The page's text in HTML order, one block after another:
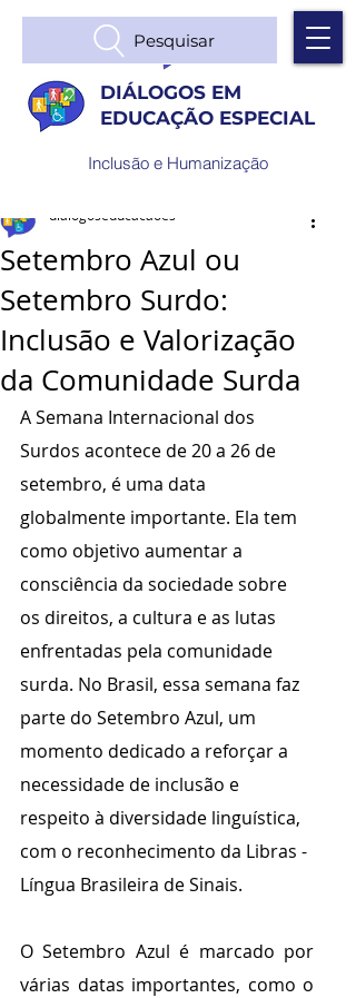
DIÁLOGOS EM
EDUCAÇÃO ESPECIAL
Inclusão e Humanização
Pesquisar
Setembro Azul ou
Setembro Surdo:
Inclusão e Valorização
da Comunidade Surda
dialogoseducacaoes
A Semana Internacional dos
Surdos acontece de 20 a 26 de
setembro, é uma data
globalmente importante. Ela tem
como objetivo aumentar a
consciência da sociedade sobre
os direitos, a cultura e as lutas
enfrentadas pela comunidade
surda. No Brasil, essa semana faz
parte do Setembro Azul, um
momento dedicado a reforçar a
necessidade de inclusão e
respeito à diversidade linguística,
com o reconhecimento da Libras -
Língua Brasileira de Sinais.
O Setembro Azul é marcado por
várias datas importantes, como o